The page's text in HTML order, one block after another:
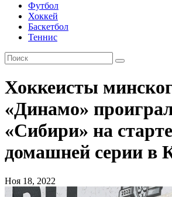
Футбол
Хоккей
Баскетбол
Теннис
Хоккеисты
«Динамо»
«Сибири» на старте
домашней серии в
Ноя 18, 2022